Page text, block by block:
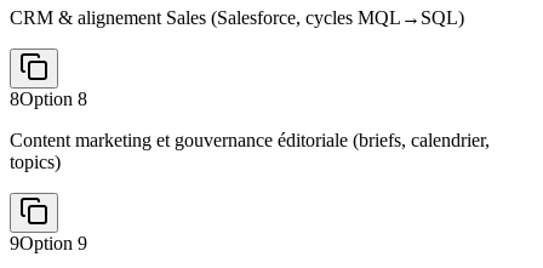
CRM & alignement Sales (Salesforce, cycles MQL→SQL)
8Option 8
Content marketing et gouvernance éditoriale (briefs, calendrier,
topics)
9Option 9